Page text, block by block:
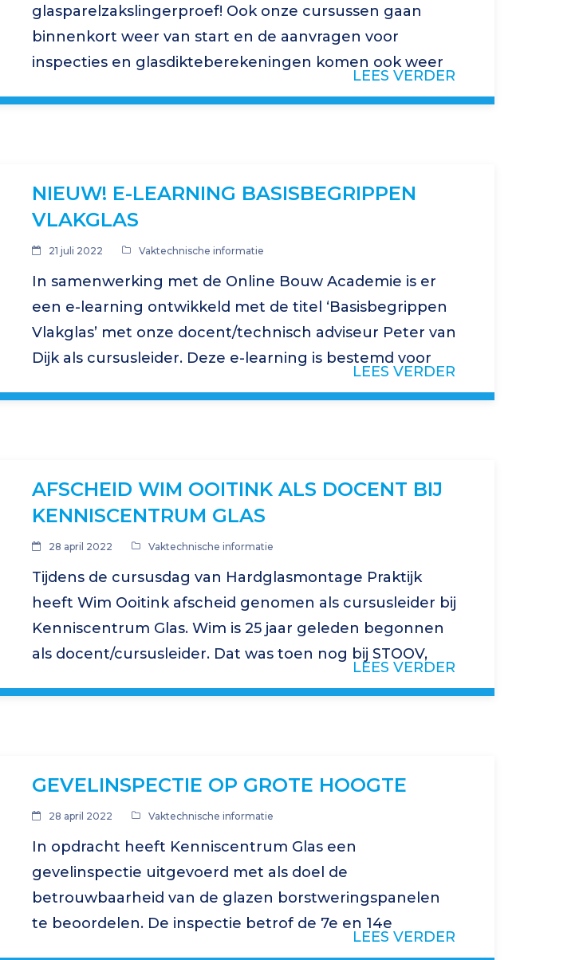
glasparelzakslingerproef! Ook onze cursussen gaan
binnenkort weer van start en de aanvragen voor
inspecties en glasdikteberekeningen komen ook weer
LEES VERDER
NIEUW! E-LEARNING BASISBEGRIPPEN
VLAKGLAS
21 juli 2022 Vaktechnische informatie
In samenwerking met de Online Bouw Academie is er
een e-learning ontwikkeld met de titel ‘Basisbegrippen
Vlakglas’ met onze docent/technisch adviseur Peter van
Dijk als cursusleider. Deze e-learning is bestemd voor
LEES VERDER
AFSCHEID WIM OOITINK ALS DOCENT BIJ
KENNISCENTRUM GLAS
28 april 2022 Vaktechnische informatie
Tijdens de cursusdag van Hardglasmontage Praktijk
heeft Wim Ooitink afscheid genomen als cursusleider bij
Kenniscentrum Glas. Wim is 25 jaar geleden begonnen
als docent/cursusleider. Dat was toen nog bij STOOV,
LEES VERDER
GEVELINSPECTIE OP GROTE HOOGTE
28 april 2022 Vaktechnische informatie
In opdracht heeft Kenniscentrum Glas een
gevelinspectie uitgevoerd met als doel de
betrouwbaarheid van de glazen borstweringspanelen
te beoordelen. De inspectie betrof de 7e en 14e
LEES VERDER